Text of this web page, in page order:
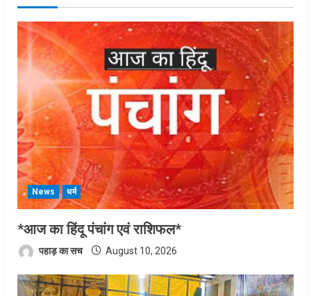
News धर्म
*आज का हिंदू पंचांग एवं राशिफल*
पहाड़ का सच August 10, 2026